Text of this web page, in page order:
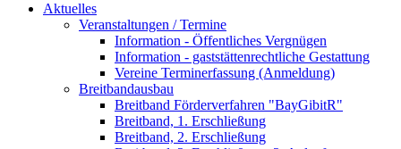
Aktuelles
Veranstaltungen / Termine
Information - Öffentliches Vergnügen
Information - gaststättenrechtliche Gestattung
Vereine Terminerfassung (Anmeldung)
Breitbandausbau
Breitband Förderverfahren "BayGibitR"
Breitband, 1. Erschließung
Breitband, 2. Erschließung